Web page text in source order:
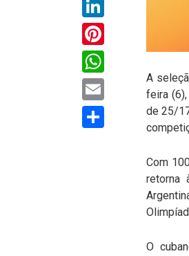
WhatsApp
Compartilhar
A
feira
de 25/
Com
retorna
O